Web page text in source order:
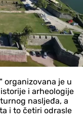
organizovana je u
i arheologije
nasljeđa, a
i to četiri odrasle